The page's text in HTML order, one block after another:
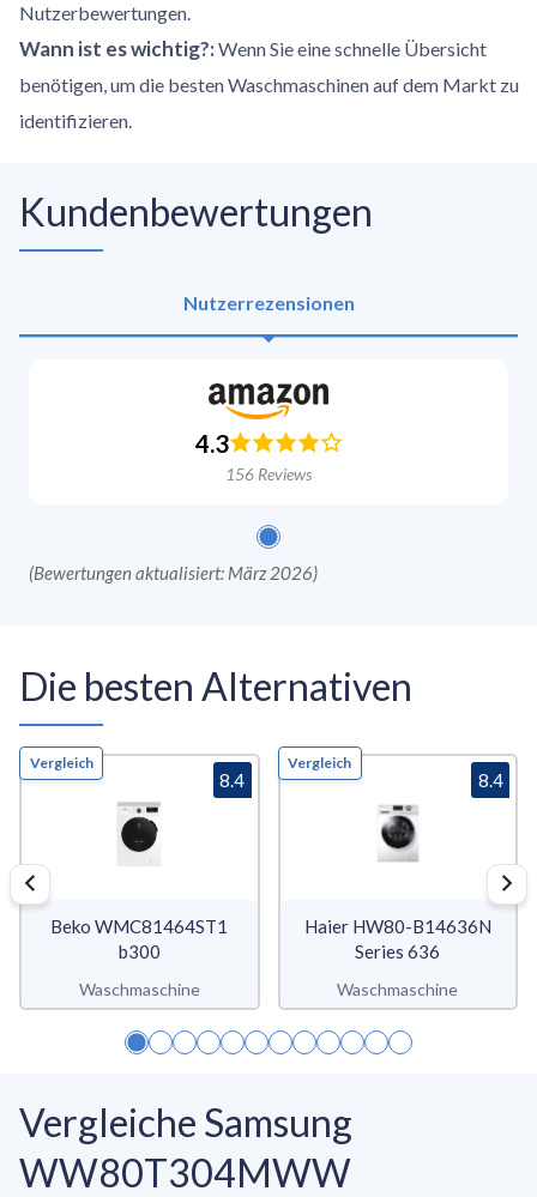
Nutzerbewertungen.
Wann ist es wichtig?: Wenn Sie eine schnelle Übersicht
benötigen, um die besten Waschmaschinen auf dem Markt zu
identifizieren.
Kundenbewertungen
Nutzerrezensionen
4.3
156 Reviews
(Bewertungen aktualisiert: März 2026)
Die besten Alternativen
Vergleich
Beko WMC81464ST1
b300
Waschmaschine
8.4
Vergleich
Haier HW80-B14636N
Series 636
Waschmaschine
8.4
Vergleiche Samsung
WW80T304MWW